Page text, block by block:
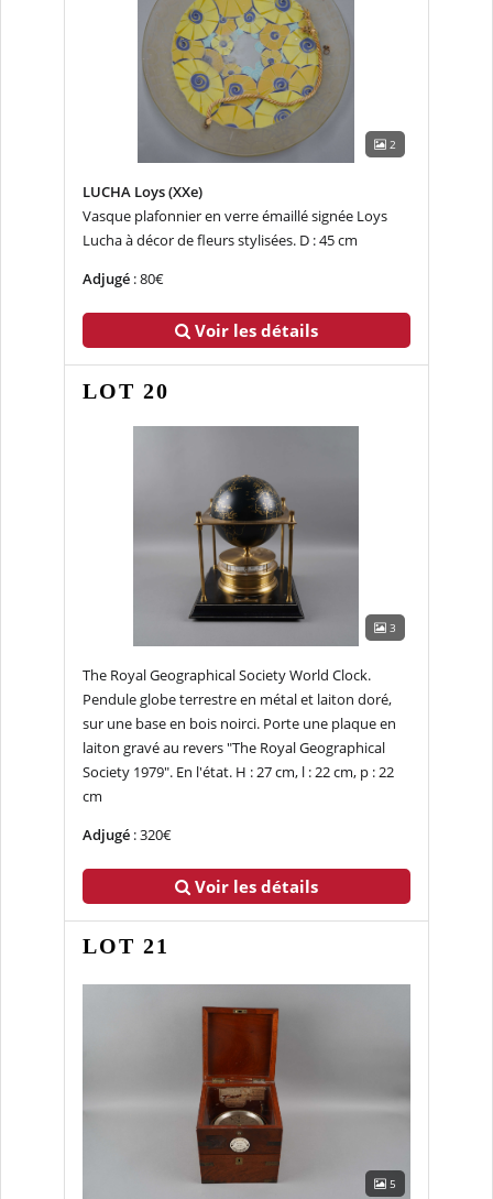
2
LUCHA Loys (XXe)
Vasque plafonnier en verre émaillé signée Loys
Lucha à décor de fleurs stylisées. D : 45 cm
Adjugé: 80€
Voir les détails
LOT 20
3
The Royal Geographical Society World Clock.
Pendule globe terrestre en métal et laiton doré,
sur une base en bois noirci. Porte une plaque en
laiton gravé au revers "The Royal Geographical
Society 1979". En l'état. H : 27 cm, l : 22 cm, p : 22
cm
Adjugé: 320€
Voir les détails
LOT 21
5